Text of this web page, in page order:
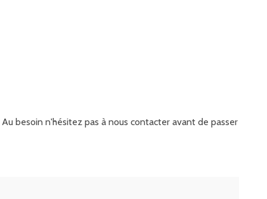
besoin n'hésitez pas à nous contacter avant de passer